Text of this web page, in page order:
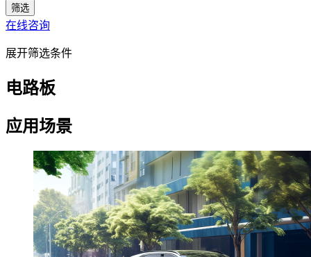
在线咨询
展开筛选条件
电路板
应用场景